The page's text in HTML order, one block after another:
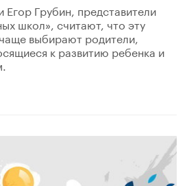
Грубин, представители
школ», считают, что эту
выбирают родители,
к развитию ребенка и